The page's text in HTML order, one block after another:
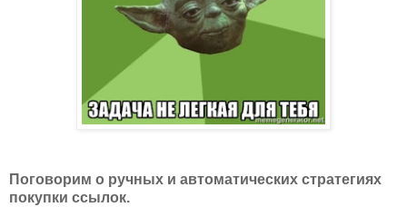
Поговорим о ручных и автоматических стратегиях
покупки ссылок.